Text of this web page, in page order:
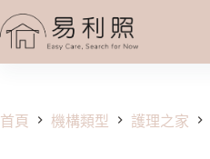
至
容
首頁 機構類型 護理之家